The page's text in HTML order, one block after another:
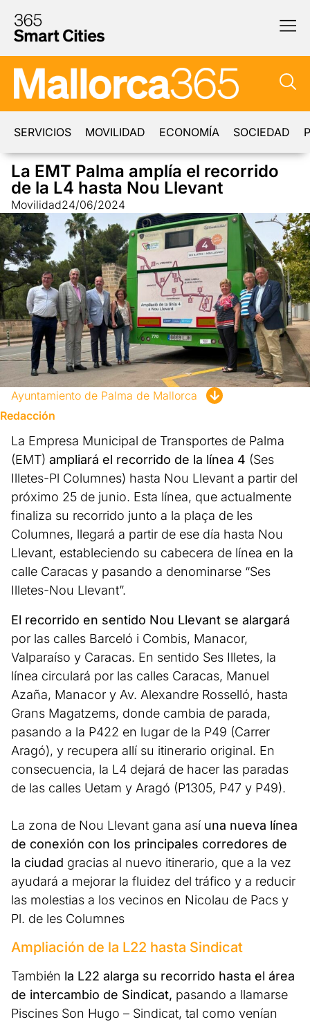
SERVICIOS MOVILIDAD ECONOMÍA SOCIEDAD
La EMT Palma amplía el recorrido
de la L4 hasta Nou Llevant
Movilidad24/06/2024
Ayuntamiento de Palma de Mallorca
Redacción
La Empresa Municipal de Transportes de Palma
(EMT) ampliará el recorrido de la línea 4 (Ses
Illetes-Pl Columnes) hasta Nou Llevant a partir del
próximo 25 de junio. Esta línea, que actualmente
finaliza su recorrido junto a la plaça de les
Columnes, llegará a partir de ese día hasta Nou
Llevant, estableciendo su cabecera de línea en la
calle Caracas y pasando a denominarse “Ses
Illetes-Nou Llevant”.
El recorrido en sentido Nou Llevant se alargará
por las calles Barceló i Combis, Manacor,
Valparaíso y Caracas. En sentido Ses Illetes, la
línea circulará por las calles Caracas, Manuel
Azaña, Manacor y Av. Alexandre Rosselló, hasta
Grans Magatzems, donde cambia de parada,
pasando a la P422 en lugar de la P49 (Carrer
Aragó), y recupera allí su itinerario original. En
consecuencia, la L4 dejará de hacer las paradas
de las calles Uetam y Aragó (P1305, P47 y P49).
La zona de Nou Llevant gana así una nueva línea
de conexión con los principales corredores de
la ciudad gracias al nuevo itinerario, que a la vez
ayudará a mejorar la fluidez del tráfico y a reducir
las molestias a los vecinos en Nicolau de Pacs y
Pl. de les Columnes
Ampliación de la L22 hasta Sindicat
También la L22 alarga su recorrido hasta el área
de intercambio de Sindicat, pasando a llamarse
Piscines Son Hugo – Sindicat, tal como venían